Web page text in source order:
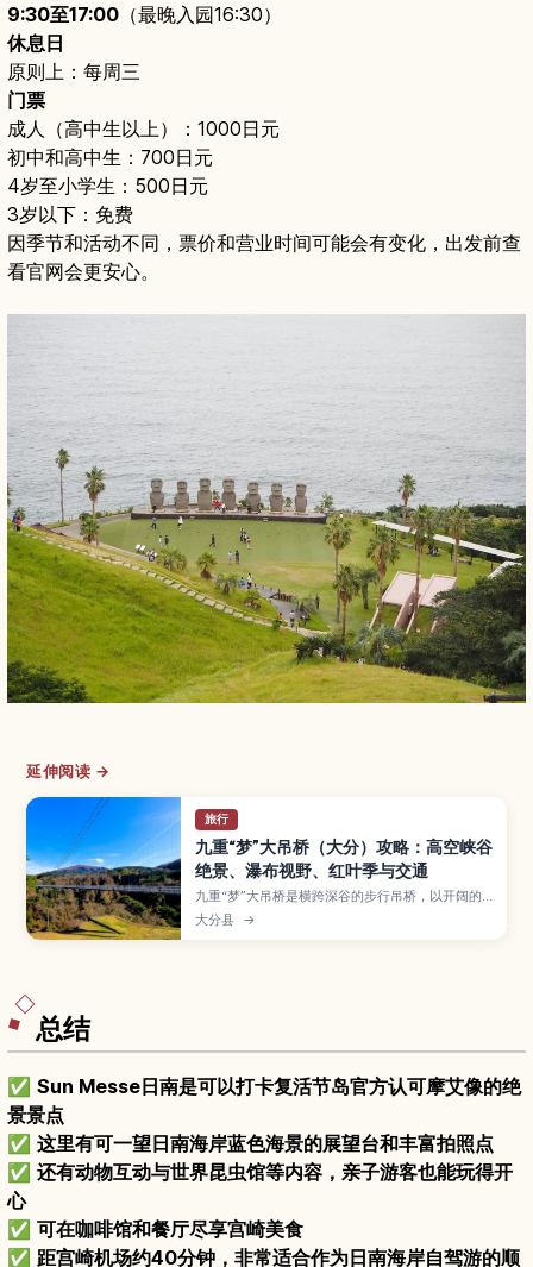
9:30至17:00 （最晚入园16:30）
休息日
原则上：每周三
门票
成人（高中生以上）：1000日元
初中和高中生：700日元
4岁至小学生：500日元
3岁以下：免费
因季节和活动不同，票价和营业时间可能会有变化，出发前查
看官网会更安心。
延伸阅读 →
旅行
九重“梦”大吊桥（大分）攻略：高空峡谷
绝景、瀑布视野、红叶季与交通
九重“梦”大吊桥是横跨深谷的步行吊桥，以开阔的
高空景色和震撼的峡谷视野闻名。本文介绍桥上能
看到的瀑布与群山、红叶最佳时段、建议停留时
大分县 →
总结
✅ Sun Messe日南是可以打卡复活节岛官方认可摩艾像的绝
景景点
✅ 这里有可一望日南海岸蓝色海景的展望台和丰富拍照点
✅ 还有动物互动与世界昆虫馆等内容，亲子游客也能玩得开
心
✅ 可在咖啡馆和餐厅尽享宫崎美食
✅ 距宫崎机场约40分钟，非常适合作为日南海岸自驾游的顺